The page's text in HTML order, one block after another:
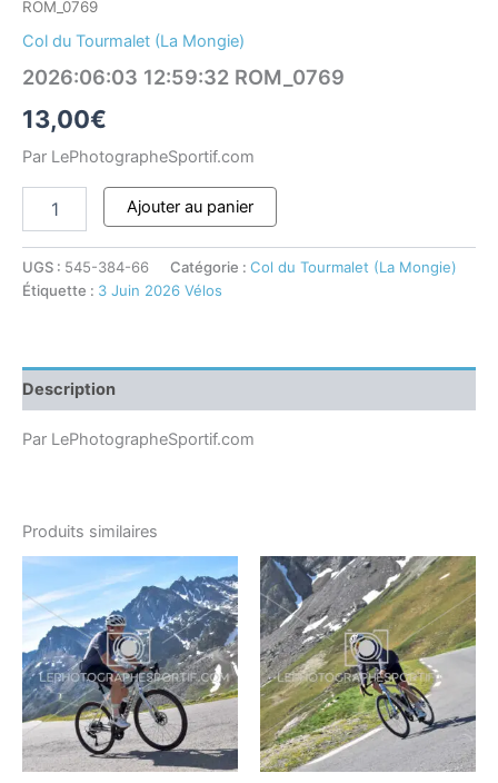
ROM_0769
Col du Tourmalet (La Mongie)
2026:06:03 12:59:32 ROM_0769
13,00€
Par LePhotographeSportif.com
Ajouter au panier
UGS : 545-384-66 Catégorie : Col du Tourmalet (La Mongie)
Étiquette : 3 Juin 2026 Vélos
Description
Par LePhotographeSportif.com
Produits similaires